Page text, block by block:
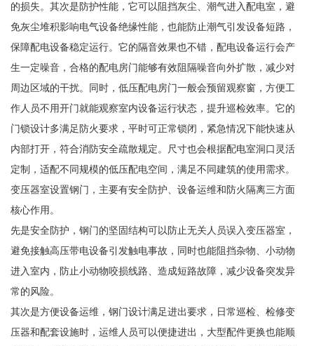
的损失。其次是防护性能，它可以阻挡灰尘、潮气进入配电室，避
免灰尘堆积影响电气设备绝缘性能，也能防止潮气引发设备短路，
保障配电设备稳定运行。它的隔音效果也不错，配电设备运行会产
生一定噪音，合格的配电房门能够有效阻隔噪音向外扩散，减少对
周边区域的干扰。同时，低压配电房门一般会预留观察窗，方便工
作人员不用开门就能观察室内设备运行状态，提升巡检效率。它的
门锁设计多满足防火要求，平时可正常锁闭，紧急情况下能快速从
内部打开，符合消防安全疏散规定。尺寸也会根据配电室洞口灵活
定制，适配不同规模的低压配电空间，满足不同建筑的使用需求。
变压器室设置钢门，主要有安全防护、设备运维和防火隔离三方面
核心作用。
先是安全防护，钢门的坚固结构可以防止无关人员误入变压器室，
避免接触高压带电设备引发触电事故，同时也能阻挡杂物、小动物
进入室内，防止小动物咬损线路、造成短路故障，减少设备突发异
常的风险。
其次是方便设备运维，钢门设计满足进出要求，日常巡检、检修变
压器和配套设施时，运维人员可以便捷进出，大型配件更换也能顺